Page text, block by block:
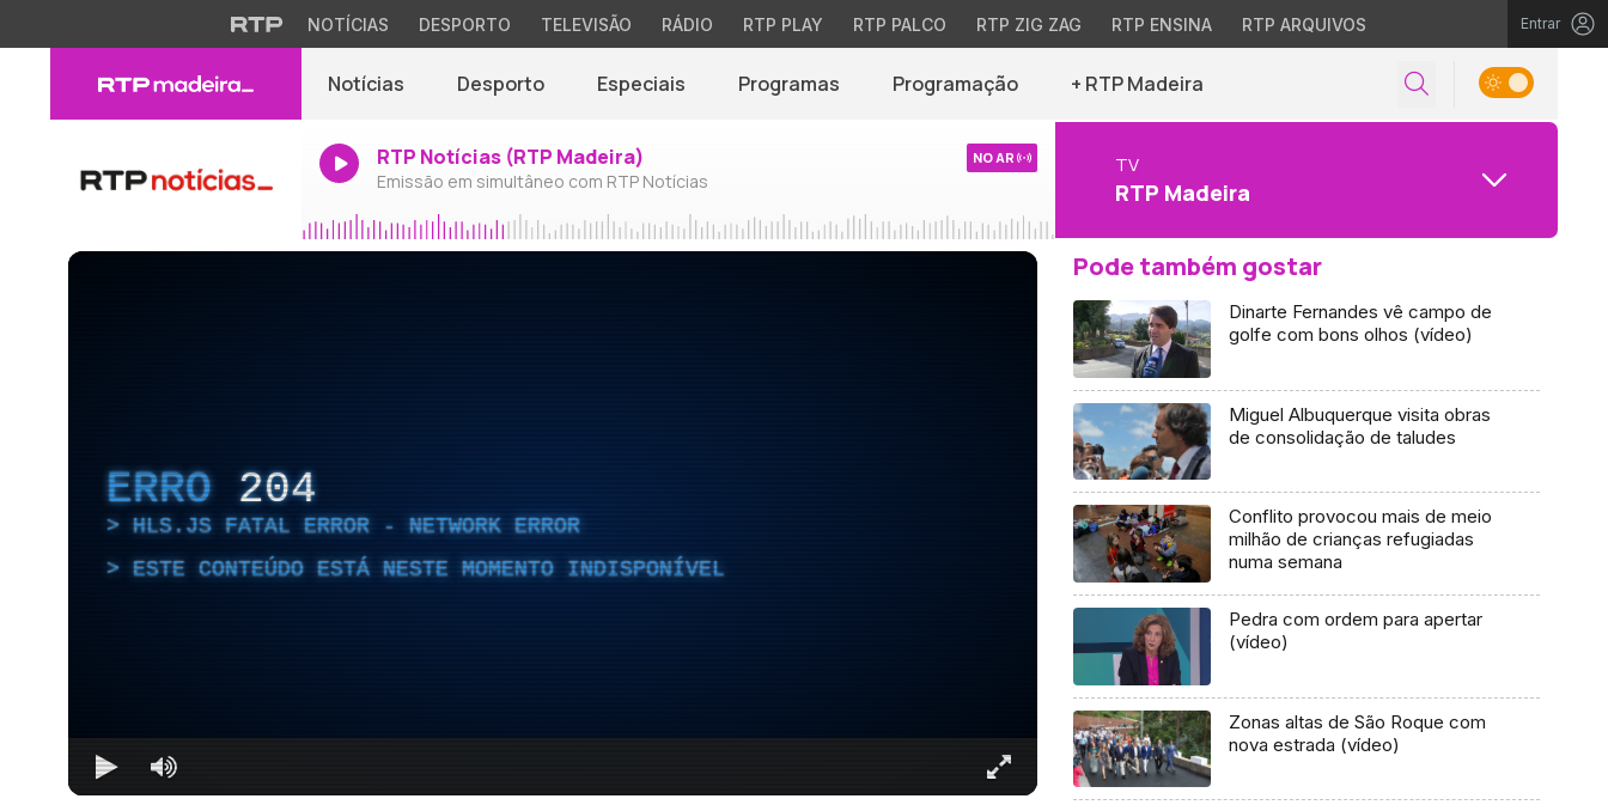
NOTÍCIAS DESPORTO TELEVISÃO RÁDIO RTP PLAY RTP PALCO RTP ZIG ZAG RTP ENSINA RTP ARQUIVOS Entrar
Notícias Desporto Especiais Programas Programação + RTP Madeira
RTP Notícias (RTP Madeira)
Emissão em simultâneo com RTP Notícias
NO AR TV
RTP Madeira
ERRO 204
HLS.JS FATAL ERROR - NETWORK ERROR
ESTE CONTEÚDO ESTÁ NESTE MOMENTO INDISPONÍVEL
Pode também gostar
Dinarte Fernandes vê campo de
golfe com bons olhos (vídeo)
Miguel Albuquerque visita obras
de consolidação de taludes
Conflito provocou mais de meio
milhão de crianças refugiadas
numa semana
Pedra com ordem para apertar
(vídeo)
Zonas altas de São Roque com
nova estrada (vídeo)